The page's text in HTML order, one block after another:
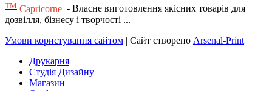
ТМ Capricorne - Власне виготовлення якісних товарів для
дозвілля, бізнесу і творчості ...
Умови користування сайтом | Сайт створено Arsenal-Print
Друкарня
Студія Дизайну
Магазин